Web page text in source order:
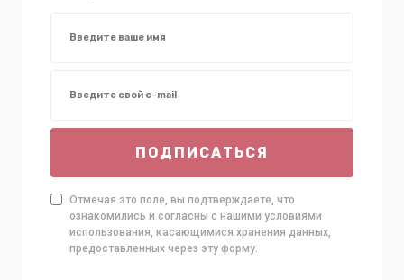
ПОДПИСАТЬСЯ
Отмечая это поле, вы подтверждаете, что
ознакомились и согласны с нашими условиями
использования, касающимися хранения данных,
предоставленных через эту форму.